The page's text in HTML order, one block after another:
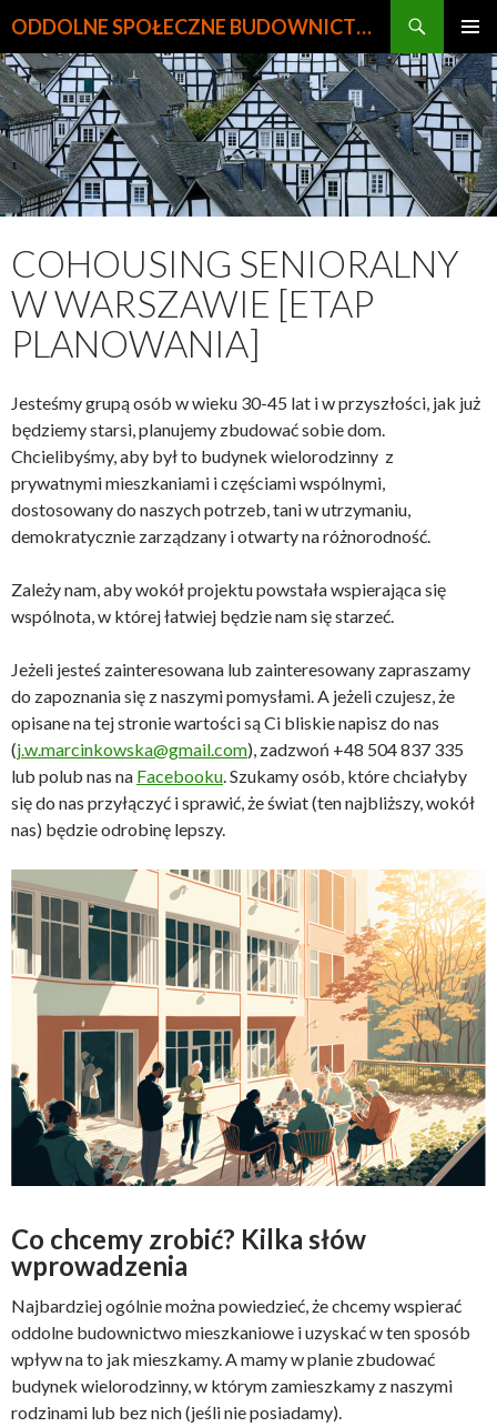
ODDOLNE SPOŁECZNE BUDOWNICTWO MIESZKANIOWE
MENU
DO
TREŚCI
COHOUSING SENIORALNY
W WARSZAWIE [ETAP
PLANOWANIA]
Jesteśmy grupą osób w wieku 30-45 lat i w przyszłości, jak już
będziemy starsi, planujemy zbudować sobie dom.
Chcielibyśmy, aby był to budynek wielorodzinny z
prywatnymi mieszkaniami i częściami wspólnymi,
dostosowany do naszych potrzeb, tani w utrzymaniu,
demokratycznie zarządzany i otwarty na różnorodność.
Zależy nam, aby wokół projektu powstała wspierająca się
wspólnota, w której łatwiej będzie nam się starzeć.
Jeżeli jesteś zainteresowana lub zainteresowany zapraszamy
do zapoznania się z naszymi pomysłami. A jeżeli czujesz, że
opisane na tej stronie wartości są Ci bliskie napisz do nas
(j.w.marcinkowska@gmail.com), zadzwoń +48 504 837 335
lub polub nas na Facebooku. Szukamy osób, które chciałyby
się do nas przyłączyć i sprawić, że świat (ten najbliższy, wokół
nas) będzie odrobinę lepszy.
Co chcemy zrobić? Kilka słów
wprowadzenia
Najbardziej ogólnie można powiedzieć, że chcemy wspierać
oddolne budownictwo mieszkaniowe i uzyskać w ten sposób
wpływ na to jak mieszkamy. A mamy w planie zbudować
budynek wielorodzinny, w którym zamieszkamy z naszymi
rodzinami lub bez nich (jeśli nie posiadamy).